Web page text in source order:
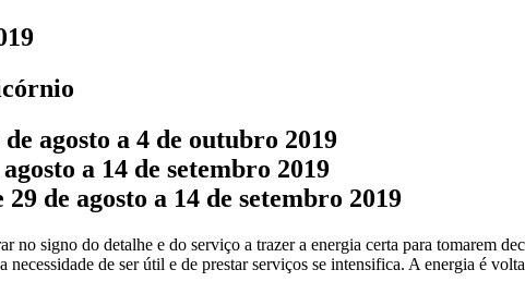
agosto a 4 de outubro 2019
a 14 de setembro 2019
de agosto a 14 de setembro 2019
no signo do detalhe e do serviço a trazer a energia certa para tomarem
necessidade de ser útil e de prestar serviços se intensifica. A energia é